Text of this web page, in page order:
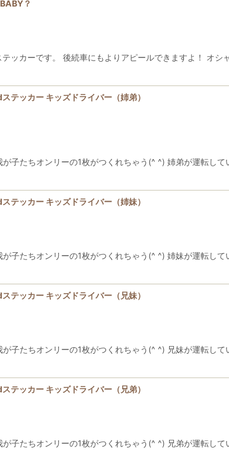
？
ッカーです。 後続車にもよりアピールできますよ！ オシ
ッカー キッズドライバー（姉弟）
子たちオンリーの1枚がつくれちゃう(^ ^) 姉弟が運転し
ッカー キッズドライバー（姉妹）
子たちオンリーの1枚がつくれちゃう(^ ^) 姉妹が運転し
ッカー キッズドライバー（兄妹）
子たちオンリーの1枚がつくれちゃう(^ ^) 兄妹が運転し
ッカー キッズドライバー（兄弟）
子たちオンリーの1枚がつくれちゃう(^ ^) 兄弟が運転し